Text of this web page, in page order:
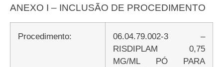
ANEXO I – INCLUSÃO DE PROCEDIMENTO
Procedimento:
06.04.79.002-3 –
RISDIPLAM 0,75
MG/ML PÓ PARA